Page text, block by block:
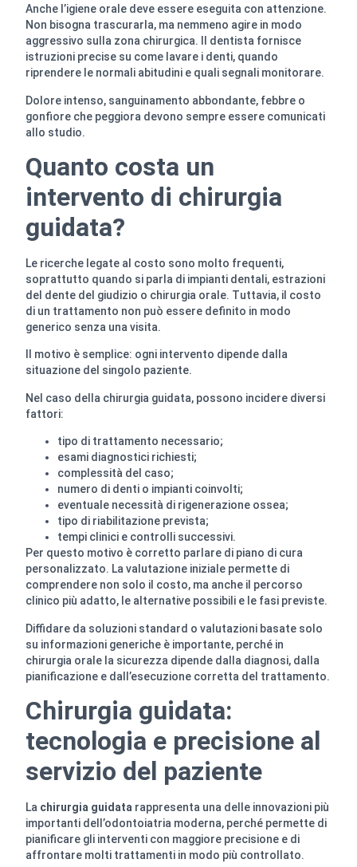
Anche l’igiene orale deve essere eseguita con attenzione.
Non bisogna trascurarla, ma nemmeno agire in modo
aggressivo sulla zona chirurgica. Il dentista fornisce
istruzioni precise su come lavare i denti, quando
riprendere le normali abitudini e quali segnali monitorare.
Dolore intenso, sanguinamento abbondante, febbre o
gonfiore che peggiora devono sempre essere comunicati
allo studio.
Quanto costa un
intervento di chirurgia
guidata?
Le ricerche legate al costo sono molto frequenti,
soprattutto quando si parla di impianti dentali, estrazioni
del dente del giudizio o chirurgia orale. Tuttavia, il costo
di un trattamento non può essere definito in modo
generico senza una visita.
Il motivo è semplice: ogni intervento dipende dalla
situazione del singolo paziente.
Nel caso della chirurgia guidata, possono incidere diversi
fattori:
tipo di trattamento necessario;
esami diagnostici richiesti;
complessità del caso;
numero di denti o impianti coinvolti;
eventuale necessità di rigenerazione ossea;
tipo di riabilitazione prevista;
tempi clinici e controlli successivi.
Per questo motivo è corretto parlare di piano di cura
personalizzato. La valutazione iniziale permette di
comprendere non solo il costo, ma anche il percorso
clinico più adatto, le alternative possibili e le fasi previste.
Diffidare da soluzioni standard o valutazioni basate solo
su informazioni generiche è importante, perché in
chirurgia orale la sicurezza dipende dalla diagnosi, dalla
pianificazione e dall’esecuzione corretta del trattamento.
Chirurgia guidata:
tecnologia e precisione al
servizio del paziente
La chirurgia guidata rappresenta una delle innovazioni più
importanti dell’odontoiatria moderna, perché permette di
pianificare gli interventi con maggiore precisione e di
affrontare molti trattamenti in modo più controllato.